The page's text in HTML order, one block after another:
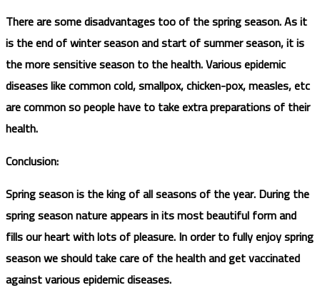
There are some disadvantages too of the spring season. As it
is the end of winter season and start of summer season, it is
the more sensitive season to the health. Various epidemic
diseases like common cold, smallpox, chicken-pox, measles, etc
are common so people have to take extra preparations of their
health.
Conclusion:
Spring season is the king of all seasons of the year. During the
spring season nature appears in its most beautiful form and
fills our heart with lots of pleasure. In order to fully enjoy spring
season we should take care of the health and get vaccinated
against various epidemic diseases.